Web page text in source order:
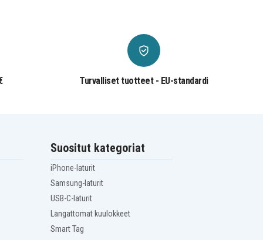
Turvalliset tuotteet - EU-standardi
Suositut kategoriat
iPhone-laturit
Samsung-laturit
USB-C-laturit
Langattomat kuulokkeet
Smart Tag